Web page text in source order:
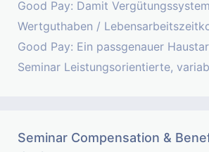
Good Pay: Damit
Wertguthaben /
Good Pay: Ein passgenauer
Seminar Leistungsorientierte,
Seminar Compensation &